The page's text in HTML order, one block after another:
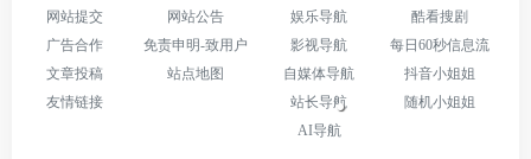
网站提交
广告合作
文章投稿
友情链接
网站公告
免责申明-致用户
站点地图
娱乐导航
影视导航
自媒体导航
站长导航
AI导航
酷看搜剧
每日60秒信息流
抖音小姐姐
随机小姐姐